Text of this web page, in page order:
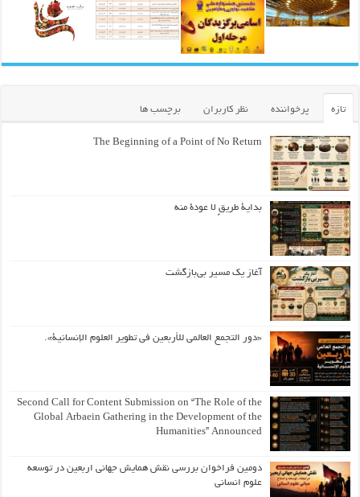
تازه پرخواننده نظر کاربران برچسب ها
The Beginning of a Point of No Return
بداية طريقٍ لا عودة منه
آغاز یک مسیر بی‌بازگشت
«دور التجمع العالمي للأربعين في تطوير العلوم الإنسانية».
Second Call for Content Submission on “The Role of the
Global Arbaein Gathering in the Development of the
Humanities” Announced
دومین فراخوان بررسی نقش همایش جهانی اربعین در توسعه
علوم انسانی